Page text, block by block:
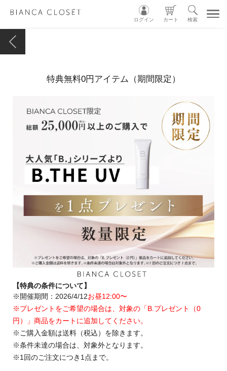
ログイン カート 検索
特典無料0円アイテム（期間限定）
【特典の条件について】
※開催期間：2026/4/12お昼12:00〜
※プレゼントをご希望の場合は、対象の「B.プレゼント（0
円）」商品をカートに追加してください。
※ご購入金額は送料（税込）を除きます。
※条件未達の場合は、対象外となります。
※1回のご注文につき1点まで。
CART
LOGIN
カテゴリ別